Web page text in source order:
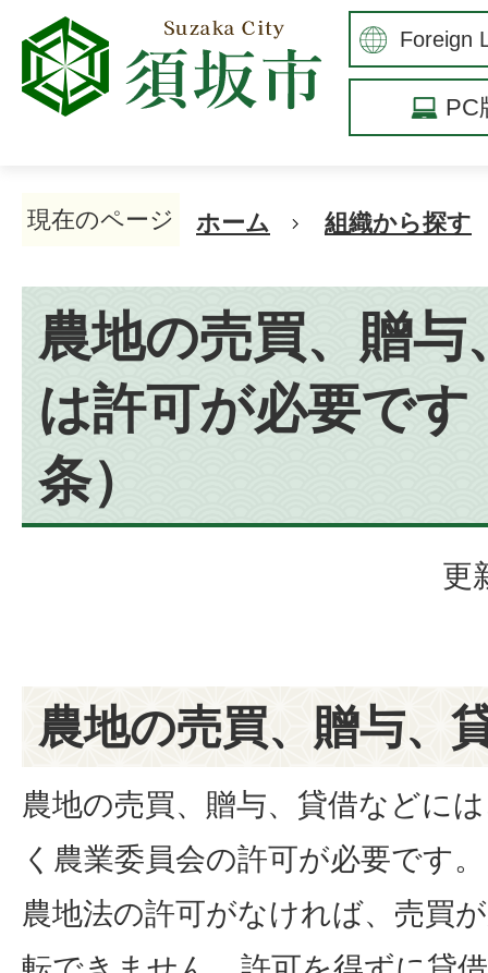
PC
現在のページ ホーム 組織から探す
農地の売買、贈与
は許可が必要です
条）
更
農地の売買、贈与、
農地の売買、贈与、貸借などに
く農業委員会の許可が必要です。
農地法の許可がなければ、売買